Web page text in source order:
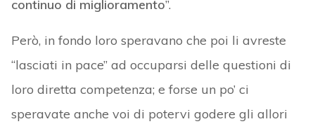
continuo di miglioramento”.
Però, in fondo loro speravano che poi li avreste
“lasciati in pace” ad occuparsi delle questioni di
loro diretta competenza; e forse un po’ ci
speravate anche voi di potervi godere gli allori